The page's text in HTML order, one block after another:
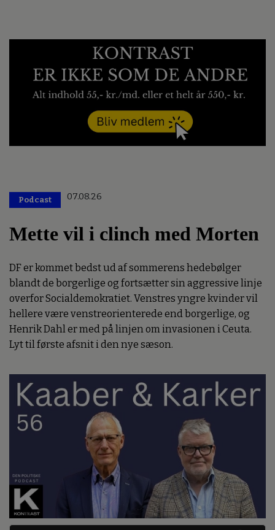
Podcast 07.08.26
Mette vil i clinch med Morten
DF er kommet bedst ud af sommerens hedebølger
blandt de borgerlige og fortsætter sin aggressive linje
overfor Socialdemokratiet. Venstres yngre kvinder vil
hellere være venstreorienterede end borgerlige, og
Henrik Dahl er med på linjen om invasionen i Ceuta.
Lyt til første afsnit i den nye sæson.